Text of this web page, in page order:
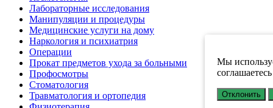
Лабораторные исследования
Манипуляции и процедуры
Медицинские услуги на дому
Наркология и психиатрия
Операции
Прокат предметов ухода за больными
Профосмотры
Стоматология
Травматология и ортопедия
Мы
Отклонить